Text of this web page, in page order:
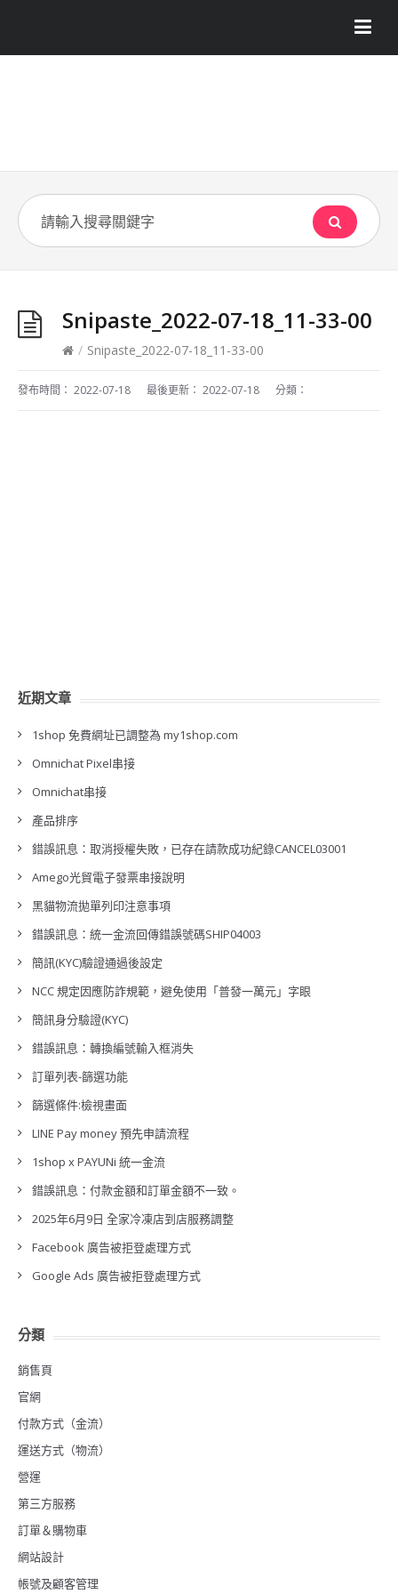
Snipaste_2022-07-18_11-33-00
/ Snipaste_2022-07-18_11-33-00
發布時間： 2022-07-18 最後更新： 2022-07-18 分類：
近期文章
1shop 免費網址已調整為 my1shop.com
Omnichat Pixel串接
Omnichat串接
產品排序
錯誤訊息：取消授權失敗，已存在請款成功紀錄CANCEL03001
Amego光貿電子發票串接說明
黑貓物流拋單列印注意事項
錯誤訊息：統一金流回傳錯誤號碼SHIP04003
簡訊(KYC)驗證通過後設定
NCC 規定因應防詐規範，避免使用「普發一萬元」字眼
簡訊身分驗證(KYC)
錯誤訊息：轉換編號輸入框消失
訂單列表-篩選功能
篩選條件:檢視畫面
LINE Pay money 預先申請流程
1shop x PAYUNi 統一金流
錯誤訊息：付款金額和訂單金額不一致。
2025年6月9日 全家冷凍店到店服務調整
Facebook 廣告被拒登處理方式
Google Ads 廣告被拒登處理方式
分類
銷售頁
官網
付款方式（金流）
運送方式（物流）
營運
第三方服務
訂單＆購物車
網站設計
帳號及顧客管理